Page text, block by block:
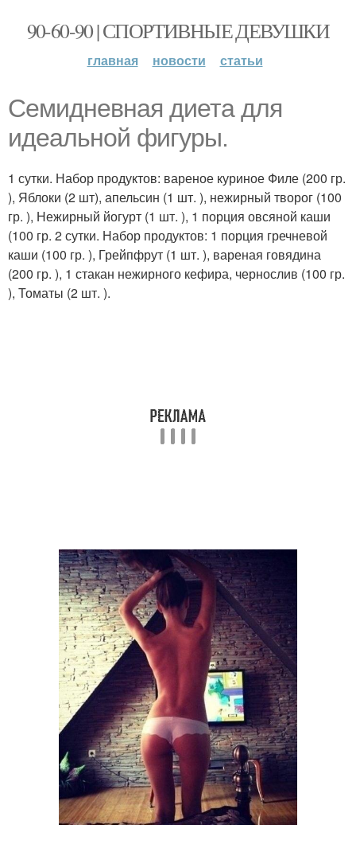
90-60-90 | СПОРТИВНЫЕ ДЕВУШКИ
главная новости статьи
Семидневная диета для
идеальной фигуры.
1 сутки. Набор продуктов: вареное куриное Филе (200 гр.
), Яблоки (2 шт), апельсин (1 шт. ), нежирный творог (100
гр. ), Нежирный йогурт (1 шт. ), 1 порция овсяной каши
(100 гр. 2 сутки. Набор продуктов: 1 порция гречневой
каши (100 гр. ), Грейпфрут (1 шт. ), вареная говядина
(200 гр. ), 1 стакан нежирного кефира, чернослив (100 гр.
), Томаты (2 шт. ).